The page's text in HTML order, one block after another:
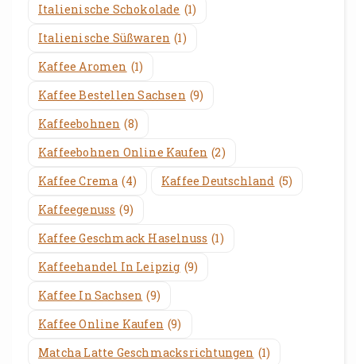
Italienische Schokolade (1)
Italienische Süßwaren (1)
Kaffee Aromen (1)
Kaffee Bestellen Sachsen (9)
Kaffeebohnen (8)
Kaffeebohnen Online Kaufen (2)
Kaffee Crema (4) Kaffee Deutschland (5)
Kaffeegenuss (9)
Kaffee Geschmack Haselnuss (1)
Kaffeehandel In Leipzig (9)
Kaffee In Sachsen (9)
Kaffee Online Kaufen (9)
Matcha Latte Geschmacksrichtungen (1)